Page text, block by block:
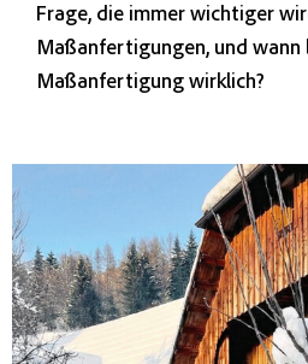
Frage, die immer wichtiger
Maßanfertigungen, und wann
Maßanfertigung wirklich?